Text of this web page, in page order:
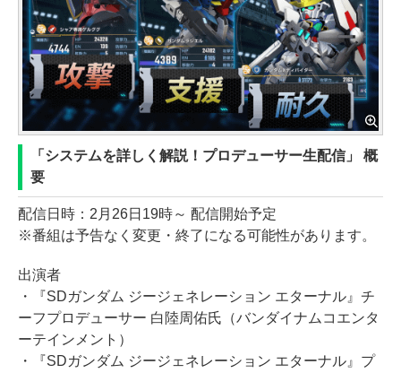
「システムを詳しく解説！プロデューサー生配信」 概
要
配信日時：2月26日19時～ 配信開始予定
※番組は予告なく変更・終了になる可能性があります。
出演者
・『SDガンダム ジージェネレーション エターナル』チ
ーフプロデューサー 白陸周佑氏（バンダイナムコエンタ
ーテインメント）
・『SDガンダム ジージェネレーション エターナル』プ